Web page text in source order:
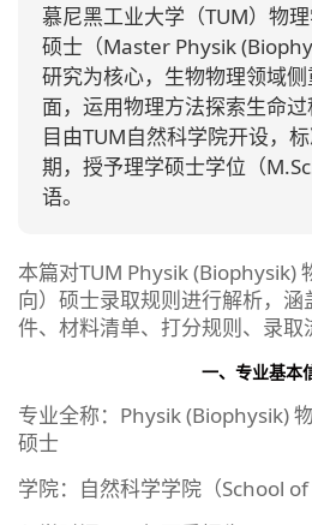
慕尼黑工业大学（TUM）物理
硕士（Master Physik
研究为核心，生物物理领域
面，运用物理方法探索生命
目由TUM自然科学院开设，
期，授予理学硕士学位（
语。
本篇对TUM Physik (Biophysik)
向）硕士录取规则进行解析，
件、材料清单、打分规则、录取
一、专业基本
专业全称：Physik (Biophysik)
硕士
学院：自然科学学院（School of